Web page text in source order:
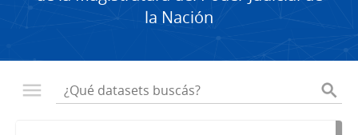
la Nación